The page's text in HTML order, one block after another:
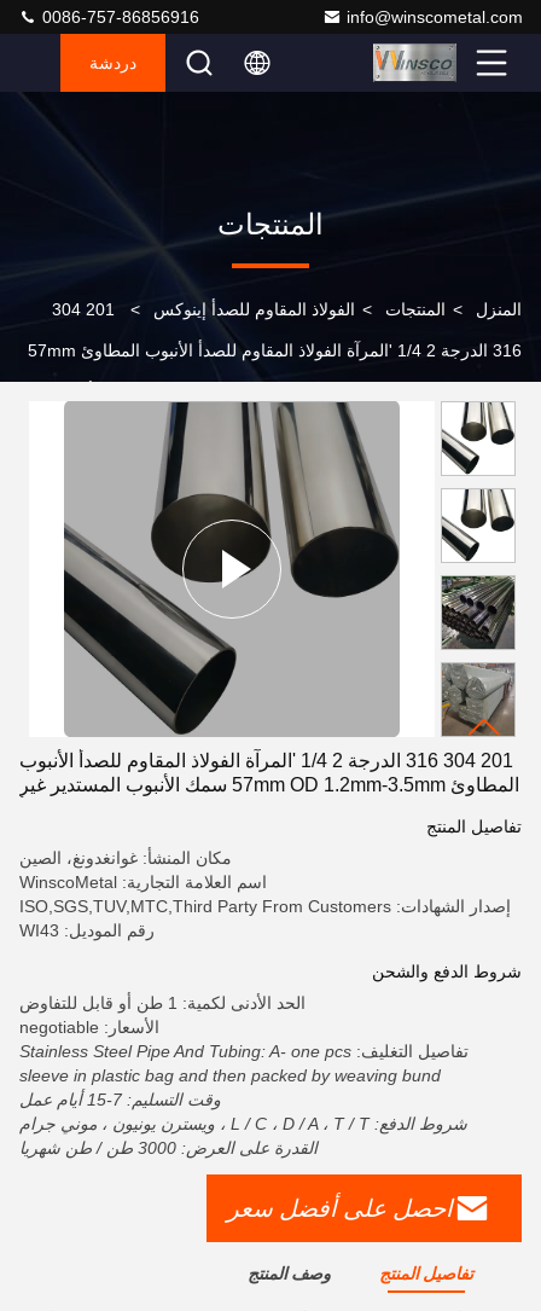
info@winscometal.com
0086-757-86856916
دردشة
المنتجات
المنزل > المنتجات > الفولاذ المقاوم للصدأ إينوكس >
201 304
316 الدرجة 2 1/4 'المرآة الفولاذ المقاوم للصدأ الأنبوب المطاوئ 57mm
201 304 316 الدرجة 2 1/4 'المرآة الفولاذ المقاوم للصدأ الأنبوب
المطاوئ 57mm OD 1.2mm-3.5mm سمك الأنبوب المستدير غير
تفاصيل المنتج
مكان المنشأ: غوانغدونغ، الصين
اسم العلامة التجارية: WinscoMetal
إصدار الشهادات: ISO,SGS,TUV,MTC,Third Party From Customers
رقم الموديل: WI43
شروط الدفع والشحن
الحد الأدنى لكمية: 1 طن أو قابل للتفاوض
الأسعار: negotiable
تفاصيل التغليف: Stainless Steel Pipe And Tubing: A- one pcs
sleeve in plastic bag and then packed by weaving bund
وقت التسليم: 7-15 أيام عمل
شروط الدفع: L / C ، D / A ، T / T ، ويسترن يونيون ، موني جرام
القدرة على العرض: 3000 طن / طن شهريا
احصل على أفضل سعر
تفاصيل المنتج وصف المنتج